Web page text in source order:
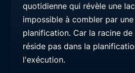
quotidienne qui révèle une
impossible à combler par
planification. Car la racine
réside pas dans la
l'exécution.